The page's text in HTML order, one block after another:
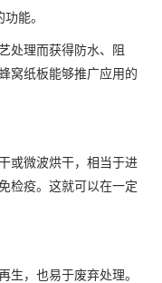
能。
处理而获得防水、阻
窝纸板能够推广应用的
或微波烘干，相当于进
检疫。这就可以在一定
生，也易于废弃处理。